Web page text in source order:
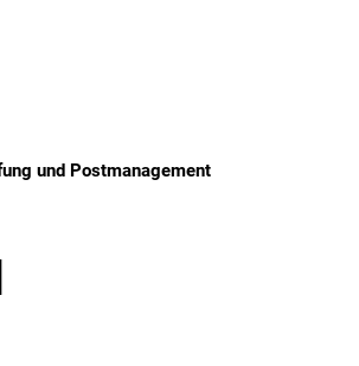
und Postmanagement